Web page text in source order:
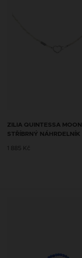
ZILIA QUINTESSA MOON
STŘÍBRNÝ NÁHRDELNÍK
1 885 Kč